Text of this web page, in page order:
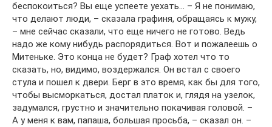
беспокоиться? Вы еще успеете уехать… – Я не понимаю,
что делают люди, – сказала графиня, обращаясь к мужу,
– мне сейчас сказали, что еще ничего не готово. Ведь
надо же кому нибудь распорядиться. Вот и пожалеешь о
Митеньке. Это конца не будет? Граф хотел что то
сказать, но, видимо, воздержался. Он встал с своего
стула и пошел к двери. Берг в это время, как бы для того,
чтобы высморкаться, достал платок и, глядя на узелок,
задумался, грустно и значительно покачивая головой. –
А у меня к вам, папаша, большая просьба, – сказал он. –